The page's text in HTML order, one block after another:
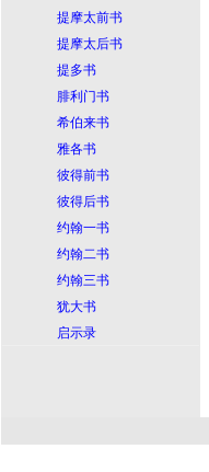
提摩太前书
提摩太后书
提多书
腓利门书
希伯来书
雅各书
彼得前书
彼得后书
约翰一书
约翰二书
约翰三书
犹大书
启示录